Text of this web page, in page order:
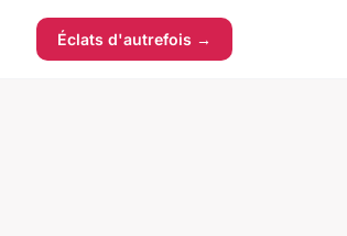
Éclats d'autrefois →